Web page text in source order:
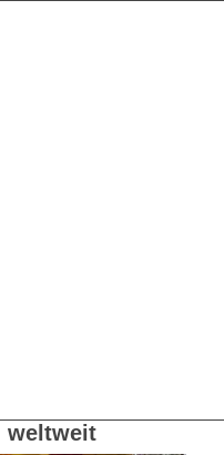
weltweit